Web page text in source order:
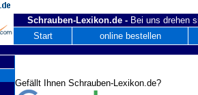
Schrauben-Lexikon.de - Bei uns drehen
Start
online bestellen
Gefällt Ihnen Schrauben-Lexikon.de?